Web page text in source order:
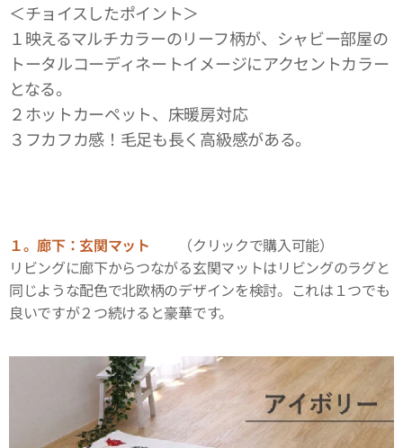
＜チョイスしたポイント＞
１映えるマルチカラーのリーフ柄が、シャビー部屋の
トータルコーディネートイメージにアクセントカラー
となる。
２ホットカーペット、床暖房対応
３フカフカ感！毛足も長く高級感がある。
１。廊下：玄関マット （クリックで購入可能）
リビングに廊下からつながる玄関マットはリビングのラグと
同じような配色で北欧柄のデザインを検討。これは１つでも
良いですが２つ続けると豪華です。